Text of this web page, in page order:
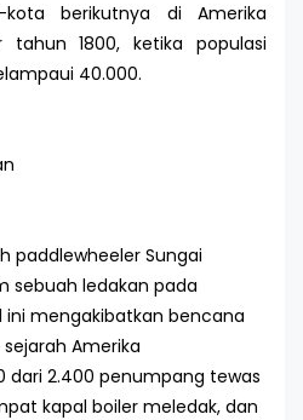
berikutnya di Amerika
tahun 1800, ketika populasi
40.000.
paddlewheeler Sungai
sebuah ledakan pada
ini mengakibatkan bencana
Amerika
dari 2.400 penumpang tewas
kapal boiler meledak, dan